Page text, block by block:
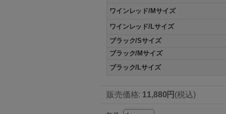
ワインレッド/Mサイズ
ワインレッド/Lサイズ
ブラック/Sサイズ
ブラック/Mサイズ
ブラック/Lサイズ
販売価格: 11,880円 (税込)